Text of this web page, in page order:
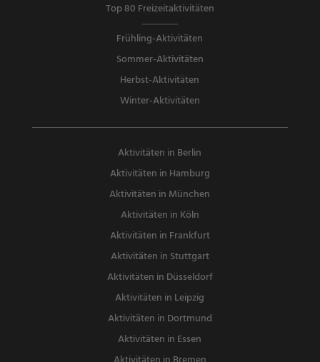
Top 80 Freizeitaktivitäten
Frühling-Aktivitäten
Sommer-Aktivitäten
Herbst-Aktivitäten
Winter-Aktivitäten
Aktivitäten in Berlin
Aktivitäten in Hamburg
Aktivitäten in München
Aktivitäten in Köln
Aktivitäten in Frankfurt
Aktivitäten in Stuttgart
Aktivitäten in Düsseldorf
Aktivitäten in Leipzig
Aktivitäten in Dortmund
Aktivitäten in Essen